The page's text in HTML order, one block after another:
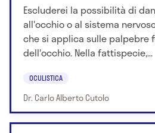
Escluderei la possibilità di
all'occhio o al sistema
che si applica sulle palpebre
dell'occhio. Nella fattispecie,...
OCULISTICA
Dr. Carlo Alberto Cutolo